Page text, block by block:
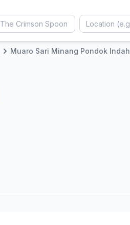
Muaro Sari Minang Pondok Indah